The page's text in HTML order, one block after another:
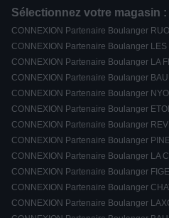
Sélectionnez votre magasin :
CONNEXION Partenaire Boulanger
CONNEXION Partenaire Boulanger LES
CONNEXION Partenaire Boulanger LA
CONNEXION Partenaire Boulanger
CONNEXION Partenaire Boulanger
CONNEXION Partenaire Boulanger
CONNEXION Partenaire Boulanger
CONNEXION Partenaire Boulanger
CONNEXION Partenaire Boulanger LA
CONNEXION Partenaire Boulanger
CONNEXION Partenaire Boulanger
CONNEXION Partenaire Boulanger